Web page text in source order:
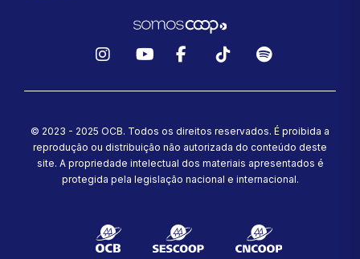
© 2023 - 2025 OCB. Todos os direitos reservados. É proibida a
reprodução ou distribuição não autorizada do conteúdo deste
site. A propriedade intelectual dos materiais apresentados é
protegida pela legislação nacional e internacional.